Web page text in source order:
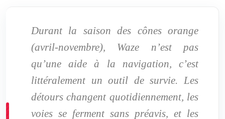
Durant la saison des cônes orange
(avril-novembre), Waze n’est pas
qu’une aide à la navigation, c’est
littéralement un outil de survie. Les
détours changent quotidiennement, les
voies se ferment sans préavis, et les